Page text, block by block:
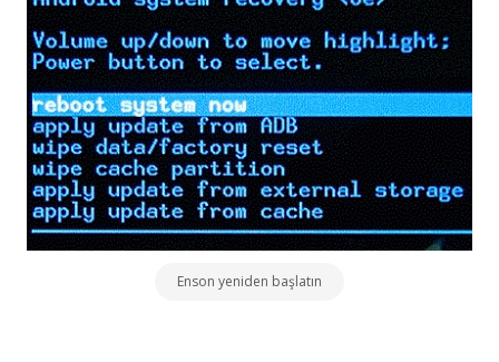
Enson yeniden başlatın